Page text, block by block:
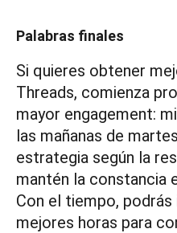
Palabras finales
Si quieres obtener
Threads, comienza
mayor engagement:
las mañanas de
estrategia según la
mantén la constancia
Con el tiempo,
mejores horas para